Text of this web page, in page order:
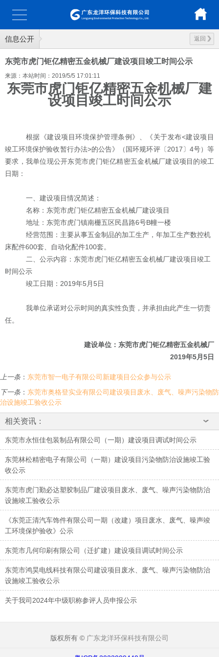
信息公开 返回
东莞市虎门钜亿精密五金机械厂建设项目竣工时间公示
来源：本站时间：2019/5/5 17:01:11
东莞市虎门钜亿精密五金机械厂建
设项目竣工时间公示
根据《建设项目环境保护管理条例》、《关于发布<建设项目
竣工环境保护验收暂行办法>的公告》（国环规环评〔2017〕4号）等
要求，我单位现公开东莞市虎门钜亿精密五金机械厂建设项目的竣工
日期：
一、建设项目情况简述：
名称：东莞市虎门钜亿精密五金机械厂建设项目
地址：东莞市虎门镇南栅五区民昌路6号B幢一楼
经营范围：主要从事五金制品的加工生产，年加工生产数控机
床配件600套、自动化配件100套。
二、公示内容：东莞市虎门钜亿精密五金机械厂建设项目竣工
时间公示
竣工日期： 2019年5月5日
我单位承诺对公示时间的真实性负责，并承担由此产生一切责
任。
建设单位：东莞市虎门钜亿精密五金机械厂
2019年5月5日
上一条： 东莞市智一电子有限公司新建项目公众参与公示
下一条： 东莞市奥格登实业有限公司建设项目废水、废气、噪声污染物防
治设施竣工验收公示
相关资讯：
东莞市永恒佳包装制品有限公司（一期）建设项目调试时间公示
东莞林松精密电子有限公司（一期）建设项目污染物防治设施竣工验
收公示
东莞市虎门勤必达塑胶制品厂建设项目废水、废气、噪声污染物防治
设施竣工验收公示
《东莞正清汽车饰件有限公司一期（改建）项目废水、废气、噪声竣
工环境保护验收》公示
东莞市几何印刷有限公司（迁扩建）建设项目调试时间公示
东莞市鸿昊电线科技有限公司建设项目废水、废气、噪声污染物防治
设施竣工验收公示
关于我司2024年中级职称参评人员申报公示
版权所有 © 广东龙洋环保科技有限公司